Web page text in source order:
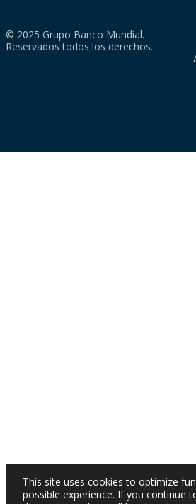
© 2025 Grupo Banco Mundial.
Reservados todos los derechos.
This site uses cookies to optimize
possible experience. If you continue